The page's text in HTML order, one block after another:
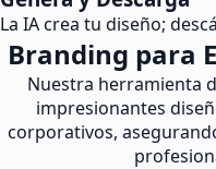
La IA crea tu diseño;
Branding para
Nuestra herramienta
impresionantes
corporativos,